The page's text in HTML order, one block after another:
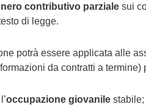
contributivo parziale sui
di legge.
potrà essere applicata alle
da contratti a termine)
occupazione giovanile stabile;